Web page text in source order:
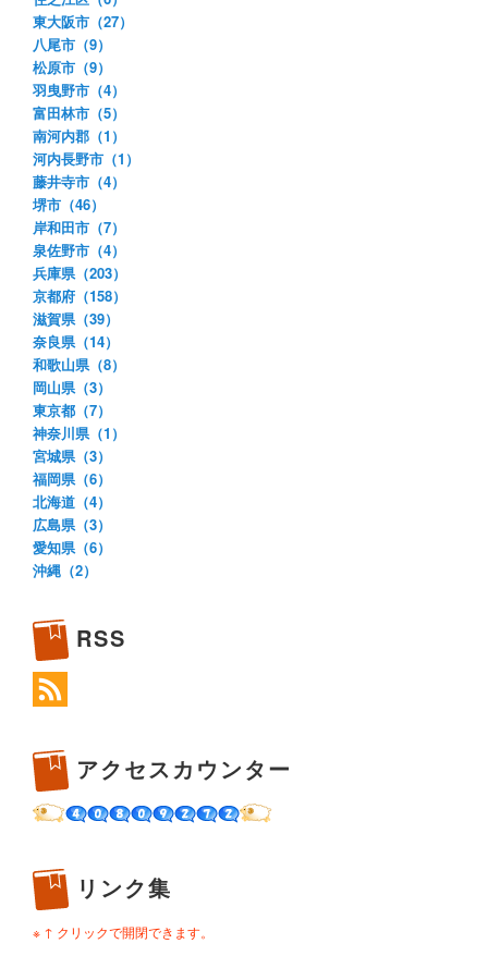
東大阪市（27）
八尾市（9）
松原市（9）
羽曳野市（4）
富田林市（5）
南河内郡（1）
河内長野市（1）
藤井寺市（4）
堺市（46）
岸和田市（7）
泉佐野市（4）
兵庫県（203）
京都府（158）
滋賀県（39）
奈良県（14）
和歌山県（8）
岡山県（3）
東京都（7）
神奈川県（1）
宮城県（3）
福岡県（6）
北海道（4）
広島県（3）
愛知県（6）
沖縄（2）
RSS
アクセスカウンター
リンク集
※ ↑ クリックで開閉できます。